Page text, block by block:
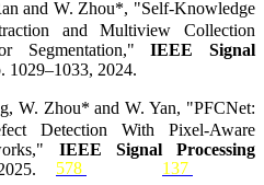
578 137
and W. Zhou*, "Self-Knowledge
and Multiview Collection
IEEE Signal
1029–1033, 2024.
W. Zhou* and W. Yan, "PFCNet:
Detection With Pixel-Aware
IEEE Signal Processing